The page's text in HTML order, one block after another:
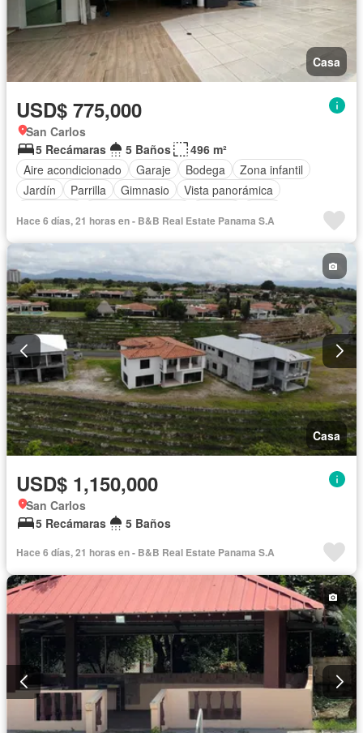
Casa
USD$ 775,000
San Carlos
5 Recámaras
5 Baños
496 m²
Aire acondicionado
Garaje Bodega
Zona infantil
Jardín
Parrilla Gimnasio
Vista panorámica
Hace 6 días, 21 horas en - B&B Real Estate Panama S.A
Casa
USD$ 1,150,000
San Carlos
5 Recámaras
5 Baños
Hace 6 días, 21 horas en - B&B Real Estate Panama S.A